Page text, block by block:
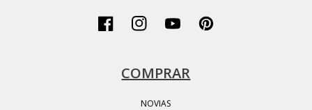
FacebookInstagramYouTubePinterest
COMPRAR
NOVIAS